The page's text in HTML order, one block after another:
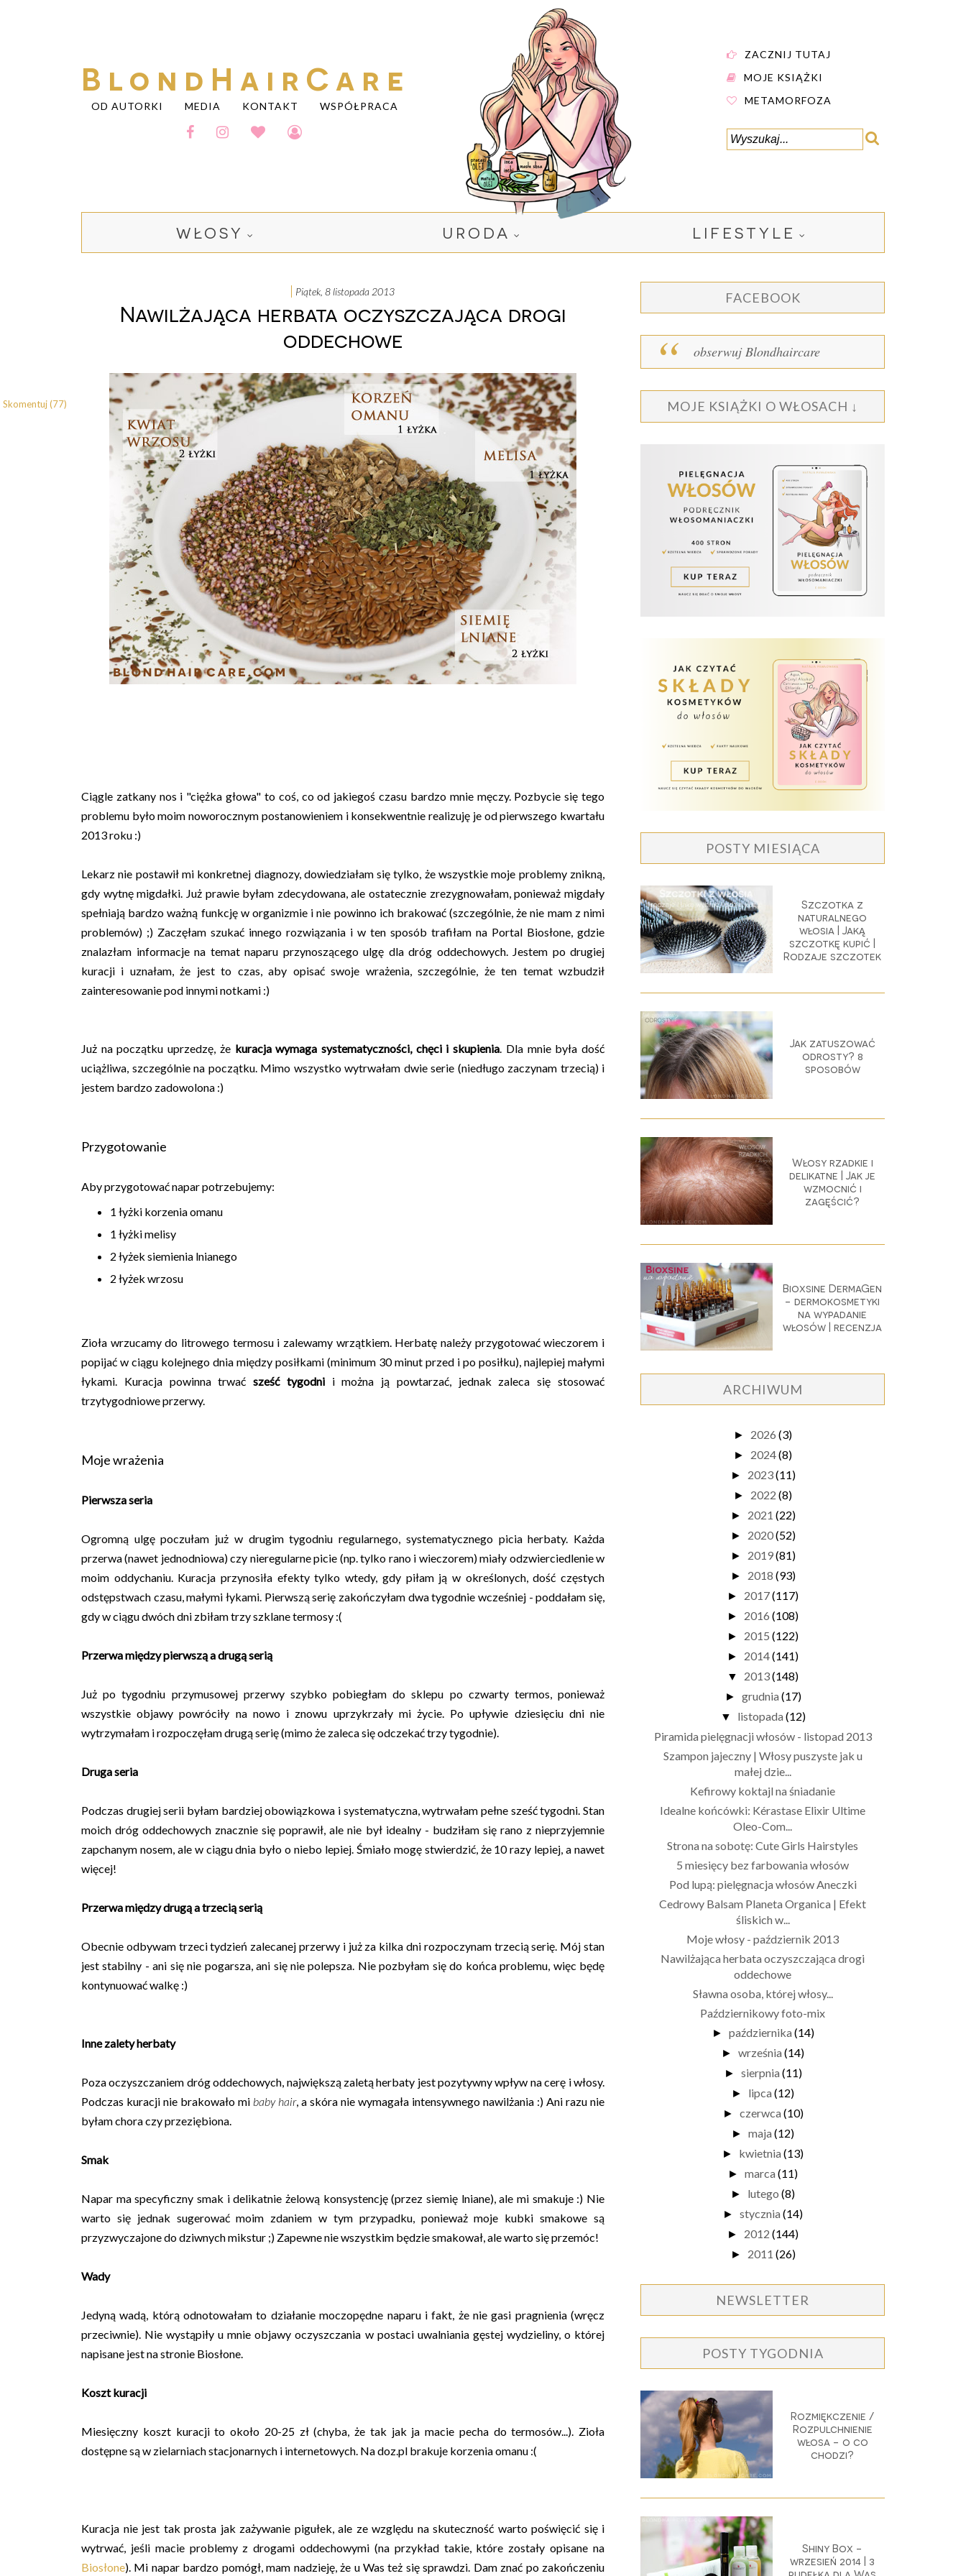
BlondHairCare
OD AUTORKI MEDIA KONTAKT WSPÓŁPRACA
ZACZNIJ TUTAJ
MOJE KSIĄŻKI
METAMORFOZA
WŁOSY URODA LIFESTYLE
piątek, 8 listopada 2013
Nawilżająca herbata oczyszczająca drogi
oddechowe
Ciągle zatkany nos i "ciężka głowa" to coś, co od jakiegoś czasu bardzo mnie męczy. Pozbycie się tego
problemu było moim noworocznym postanowieniem i konsekwentnie realizuję je od pierwszego kwartału
2013 roku :)
Lekarz nie postawił mi konkretnej diagnozy, dowiedziałam się tylko, że wszystkie moje problemy znikną,
gdy wytnę migdałki. Już prawie byłam zdecydowana, ale ostatecznie zrezygnowałam, ponieważ migdały
spełniają bardzo ważną funkcję w organizmie i nie powinno ich brakować (szczególnie, że nie mam z nimi
problemów) ;) Zaczęłam szukać innego rozwiązania i w ten sposób trafiłam na Portal Biosłone, gdzie
znalazłam informacje na temat naparu przynoszącego ulgę dla dróg oddechowych. Jestem po drugiej
kuracji i uznałam, że jest to czas, aby opisać swoje wrażenia, szczególnie, że ten temat wzbudził
zainteresowanie pod innymi notkami :)
Już na początku uprzedzę, że kuracja wymaga systematyczności, chęci i skupienia. Dla mnie była dość
uciążliwa, szczególnie na początku. Mimo wszystko wytrwałam dwie serie (niedługo zaczynam trzecią) i
jestem bardzo zadowolona :)
Przygotowanie
Aby przygotować napar potrzebujemy:
1 łyżki korzenia omanu
1 łyżki melisy
2 łyżek siemienia lnianego
2 łyżek wrzosu
Zioła wrzucamy do litrowego termosu i zalewamy wrzątkiem. Herbatę należy przygotować wieczorem i
popijać w ciągu kolejnego dnia między posiłkami (minimum 30 minut przed i po posiłku), najlepiej małymi
łykami. Kuracja powinna trwaćsześć tygodnii można ją powtarzać, jednak zaleca się stosować
trzytygodniowe przerwy.
Moje wrażenia
Pierwsza seria
Ogromną ulgę poczułam już w drugim tygodniu regularnego, systematycznego picia herbaty. Każda
przerwa (nawet jednodniowa) czy nieregularne picie (np. tylko rano i wieczorem) miały odzwierciedlenie w
moim oddychaniu. Kuracja przynosiła efekty tylko wtedy, gdy piłam ją w określonych, dość częstych
odstępstwach czasu, małymi łykami. Pierwszą serię zakończyłam dwa tygodnie wcześniej - poddałam się,
gdy w ciągu dwóch dni zbiłam trzy szklane termosy :(
Przerwa między pierwszą a drugą serią
Już po tygodniu przymusowej przerwy szybko pobiegłam do sklepu po czwarty termos, ponieważ
wszystkie objawy powróciły na nowo i znowu uprzykrzały mi życie. Po upływie dziesięciu dni nie
wytrzymałam i rozpoczęłam drugą serię (mimo że zaleca się odczekać trzy tygodnie).
Druga seria
Podczas drugiej serii byłam bardziej obowiązkowa i systematyczna, wytrwałam pełne sześć tygodni. Stan
moich dróg oddechowych znacznie się poprawił, ale nie był idealny - budziłam się rano z nieprzyjemnie
zapchanym nosem, ale w ciągu dnia było o niebo lepiej. Śmiało mogę stwierdzić, że 10 razy lepiej, a nawet
więcej!
Przerwa między drugą a trzecią serią
Obecnie odbywam trzeci tydzień zalecanej przerwy i już za kilka dni rozpoczynam trzecią serię. Mój stan
jest stabilny - ani się nie pogarsza, ani się nie polepsza. Nie pozbyłam się do końca problemu, więc będę
kontynuować walkę :)
Inne zalety herbaty
Poza oczyszczaniem dróg oddechowych, największą zaletą herbaty jest pozytywny wpływ na cerę i włosy.
Podczas kuracji nie brakowało mi baby hair, a skóra nie wymagała intensywnego nawilżania :) Ani razu nie
byłam chora czy przeziębiona.
Smak
Napar ma specyficzny smak i delikatnie żelową konsystencję (przez siemię lniane), ale mi smakuje :) Nie
warto się jednak sugerować moim zdaniem w tym przypadku, ponieważ moje kubki smakowe są
przyzwyczajone do dziwnych mikstur ;) Zapewne nie wszystkim będzie smakował, ale warto się przemóc!
Wady
Jedyną wadą, którą odnotowałam to działanie moczopędne naparu i fakt, że nie gasi pragnienia (wręcz
przeciwnie). Nie wystąpiły u mnie objawy oczyszczania w postaci uwalniania gęstej wydzieliny, o której
napisane jest na stronie Biosłone.
Koszt kuracji
Miesięczny koszt kuracji to około 20-25 zł (chyba, że tak jak ja macie pecha do termosów...). Zioła
dostępne są w zielarniach stacjonarnych i internetowych. Na doz.pl brakuje korzenia omanu :(
Kuracja nie jest tak prosta jak zażywanie pigułek, ale ze względu na skuteczność warto poświęcić się i
wytrwać, jeśli macie problemy z drogami oddechowymi (na przykład takie, które zostały opisane na
Biosłone). Mi napar bardzo pomógł, mam nadzieję, że u Was też się sprawdzi. Dam znać po zakończeniu
Skomentuj (77)
FACEBOOK
obserwuj Blondhaircare
MOJE KSIĄŻKI O WŁOSACH ↓
POSTY MIESIĄCA
Szczotka z
naturalnego
włosia | Jaką
szczotkę kupić |
Rodzaje szczotek
Jak zatuszować
odrosty? 8
sposobów
Włosy rzadkie i
delikatne | Jak je
wzmocnić i
zagęścić?
Bioxsine DermaGen
- dermokosmetyki
na wypadanie
włosów | recenzja
ARCHIWUM
► 2026 (3)
► 2024(8)
► 2023(11)
► 2022 (8)
► 2021 (22)
► 2020(52)
► 2019(81)
► 2018 (93)
► 2017(117)
► 2016 (108)
► 2015 (122)
► 2014(141)
▼ 2013(148)
► grudnia (17)
▼ listopada (12)
Piramida pielęgnacji włosów - listopad 2013
Szampon jajeczny | Włosy puszyste jak u
małej dzie...
Kefirowy koktajl na śniadanie
Idealne końcówki: Kérastase Elixir Ultime
Oleo-Com...
Strona na sobotę: Cute Girls Hairstyles
5 miesięcy bez farbowania włosów
Pod lupą: pielęgnacja włosów Aneczki
Cedrowy Balsam Planeta Organica | Efekt
śliskich w...
Moje włosy - październik 2013
Nawilżająca herbata oczyszczająca drogi
oddechowe
Sławna osoba, której włosy...
Październikowy foto-mix
► października (14)
► września (14)
► sierpnia (11)
► lipca (12)
► czerwca (10)
► maja (12)
► kwietnia (13)
► marca (11)
► lutego (8)
► stycznia (14)
► 2012 (144)
► 2011 (26)
NEWSLETTER
POSTY TYGODNIA
Rozmiękczenie /
Rozpulchnienie
włosa - o co
chodzi?
Shiny Box -
wrzesień 2014 | 3